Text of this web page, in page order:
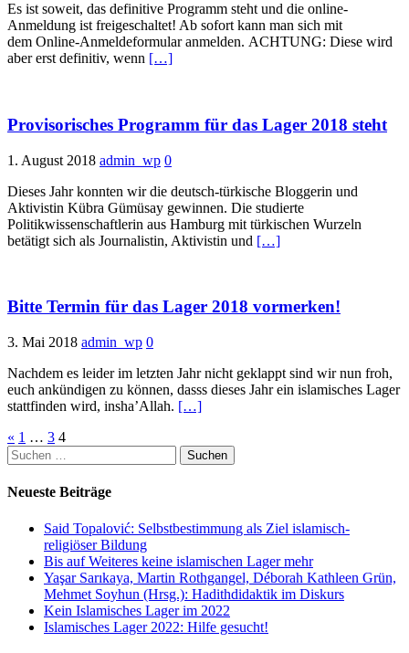
Es ist soweit, das definitive Programm steht und die online-
Anmeldung ist freigeschaltet! Ab sofort kann man sich mit
dem Online-Anmeldeformular anmelden. ACHTUNG: Diese wird
aber erst definitiv, wenn […]
Provisorisches Programm für das Lager 2018 steht
1. August 2018 admin_wp 0
Dieses Jahr konnten wir die deutsch-türkische Bloggerin und
Aktivistin Kübra Gümüsay gewinnen. Die studierte
Politikwissenschaftlerin aus Hamburg mit türkischen Wurzeln
betätigt sich als Journalistin, Aktivistin und […]
Bitte Termin für das Lager 2018 vormerken!
3. Mai 2018 admin_wp 0
Nachdem es leider im letzten Jahr nicht geklappt sind wir nun froh,
euch ankündigen zu können, dasss dieses Jahr ein islamisches Lager
stattfinden wird, insha’Allah. […]
Seitennummerierung
der
Beiträge
« 1 … 3 4
Suchen
nach:
Neueste Beiträge
Said Topalović: Selbstbestimmung als Ziel islamisch-
religiöser Bildung
Bis auf Weiteres keine islamischen Lager mehr
Yaşar Sarıkaya, Martin Rothgangel, Déborah Kathleen Grün,
Mehmet Soyhun (Hrsg.): Hadithdidaktik im Diskurs
Kein Islamisches Lager im 2022
Islamisches Lager 2022: Hilfe gesucht!